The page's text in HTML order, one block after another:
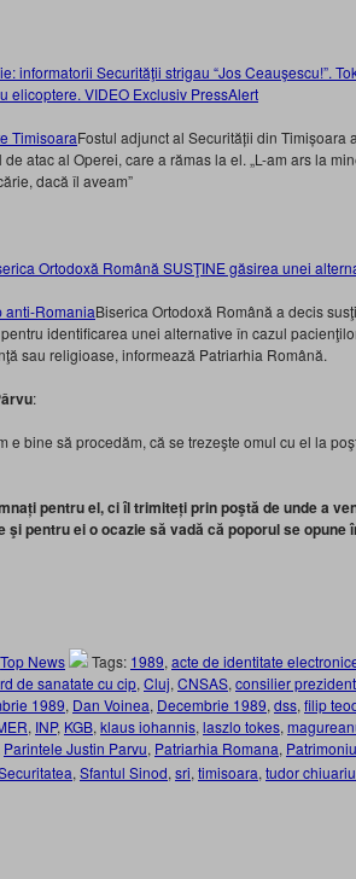
informatorii Securităţii strigau “Jos Ceauşescu!”.
elicoptere. VIDEO Exclusiv PressAlert
Fostul adjunct al Securității din Timișoara
atac al Operei, care a rămas la el. „L-am ars la
dacă îl aveam”
Ortodoxă Română SUSŢINE găsirea unei
Biserica Ortodoxă Română a decis
identificarea unei alternative în cazul
sau religioase, informează Patriarhia Română.
:
e bine să procedăm, că se trezeşte omul cu el la
pentruel, ci îl trimiteți prin poştă de unde a
şipentruei o ocazie să vadă că poporul se opune
Top News Tags: 1989, acte de identitate
de sanatate cu cip, Cluj, CNSAS, consilier
1989, Dan Voinea, Decembrie 1989, dss, filip
, INP, KGB, klaus iohannis, laszlo tokes,
Parintele Justin Parvu, Patriarhia Romana, Patrimoniu
, Sfantul Sinod, sri, timisoara, tudor chiuariu